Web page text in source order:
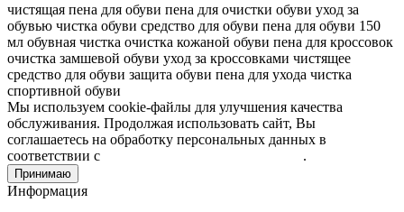
чистящая пена для обуви пена для очистки обуви уход за
обувью чистка обуви средство для обуви пена для обуви 150
мл обувная чистка очистка кожаной обуви пена для кроссовок
очистка замшевой обуви уход за кроссовками чистящее
средство для обуви защита обуви пена для ухода чистка
спортивной обуви
Мы используем cookie-файлы для улучшения качества
обслуживания. Продолжая использовать сайт, Вы
соглашаетесь на обработку персональных данных в
соответствии с
.
Принимаю
Информация